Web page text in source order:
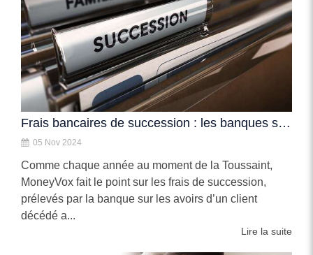
Frais bancaires de succession : les banques sont-elles prêtes pour la future loi ?
05 Nov 2024
Comme chaque année au moment de la Toussaint,
MoneyVox fait le point sur les frais de succession,
prélevés par la banque sur les avoirs d’un client
décédé a...
Lire la suite